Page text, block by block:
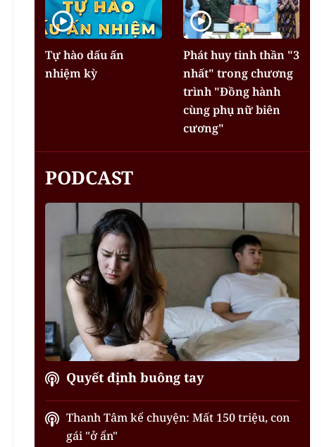
Tự hào dấu ấn
nhiệm kỳ
Phát huy tinh thần "3
nhất" trong chương
trình "Đồng hành
cùng phụ nữ biên
cương"
PODCAST
Quyết định buông tay
Thanh Tâm kể chuyện: Mất 150 triệu, con
gái "ở ẩn"